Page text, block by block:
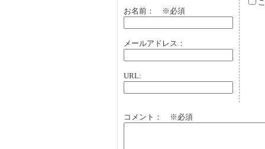
お名前： ※必須
メールアドレス：
URL:
コメント： ※必須